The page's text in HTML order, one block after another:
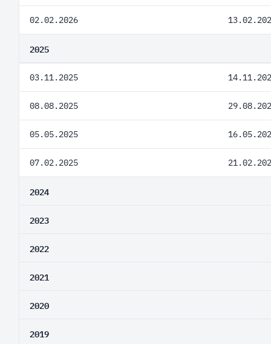
02.02.2026
2025
03.11.2025
08.08.2025
05.05.2025
07.02.2025
2024
2023
2022
2021
2020
2019